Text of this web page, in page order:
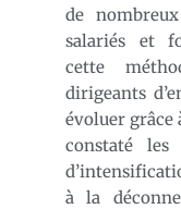
de
salariés et
cette
dirigeants
évoluer grâce
constaté les
à la